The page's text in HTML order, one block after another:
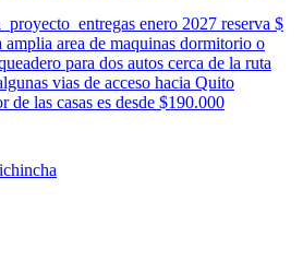
proyecto entregas enero 2027 reserva $
amplia area de maquinas dormitorio o
para dos autos cerca de la ruta
vias de acceso hacia Quito
las casas es desde $190.000